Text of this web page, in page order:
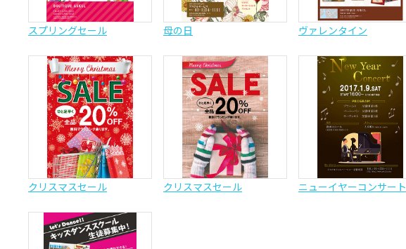
スプリングセール 母の日 ヴァレンタイン
クリスマスセール クリスマスセール ニューイヤーコンサート